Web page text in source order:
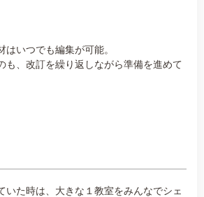
いつでも編集が可能。
も、改訂を繰り返しながら準備を進めて
いた時は、大きな１教室をみんなでシェ